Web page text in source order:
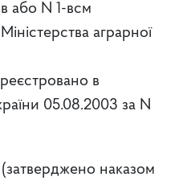
або N 1-всм
аграрної
в
05.08.2003 за N
наказом